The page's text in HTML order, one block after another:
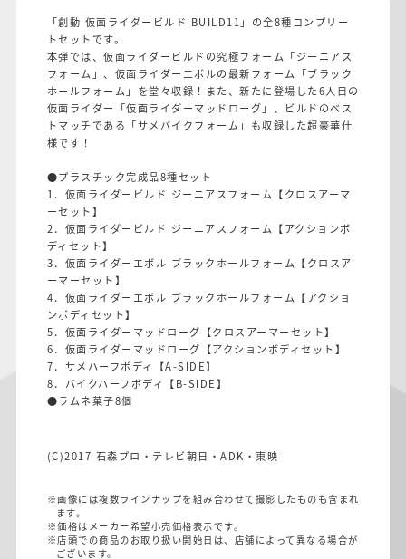
「創動 仮面ライダービルド BUILD11」の全8種コンプリー
トセットです。
本弾では、仮面ライダービルドの究極フォーム「ジーニアス
フォーム」、仮面ライダーエボルの最新フォーム「ブラック
ホールフォーム」を堂々収録！また、新たに登場した6人目の
仮面ライダー「仮面ライダーマッドローグ」、ビルドのベス
トマッチである「サメバイクフォーム」も収録した超豪華仕
様です！
●プラスチック完成品8種セット
1．仮面ライダービルド ジーニアスフォーム【クロスアーマ
ーセット】
2．仮面ライダービルド ジーニアスフォーム【アクションボ
ディセット】
3．仮面ライダーエボル ブラックホールフォーム【クロスア
ーマーセット】
4．仮面ライダーエボル ブラックホールフォーム【アクショ
ンボディセット】
5．仮面ライダーマッドローグ【クロスアーマーセット】
6．仮面ライダーマッドローグ【アクションボディセット】
7．サメハーフボディ【A-SIDE】
8．バイクハーフボディ【B-SIDE】
●ラムネ菓子8個
(C)2017 石森プロ・テレビ朝日・ADK・東映
※画像には複数ラインナップを組み合わせて撮影したものも含まれ
ます。
※価格はメーカー希望小売価格表示です。
※店頭での商品のお取り扱い開始日は、店舗によって異なる場合が
ございます。